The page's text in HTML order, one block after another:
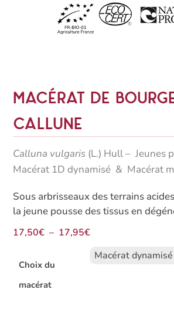
Macérat de
Callune
Calluna vulgaris (L.) Hull– Jeunes
Macérat 1D dynamisé & Macérat
Sous arbrisseaux des terrains
la jeune pousse des tissus en
17,50€ – 17,95€Plage
prix :
Choix du
macérat